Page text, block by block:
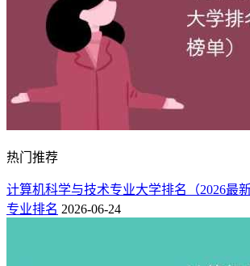
热门推荐
计算机科学与技术专业大学排名（2026最
专业排名 2026-06-24